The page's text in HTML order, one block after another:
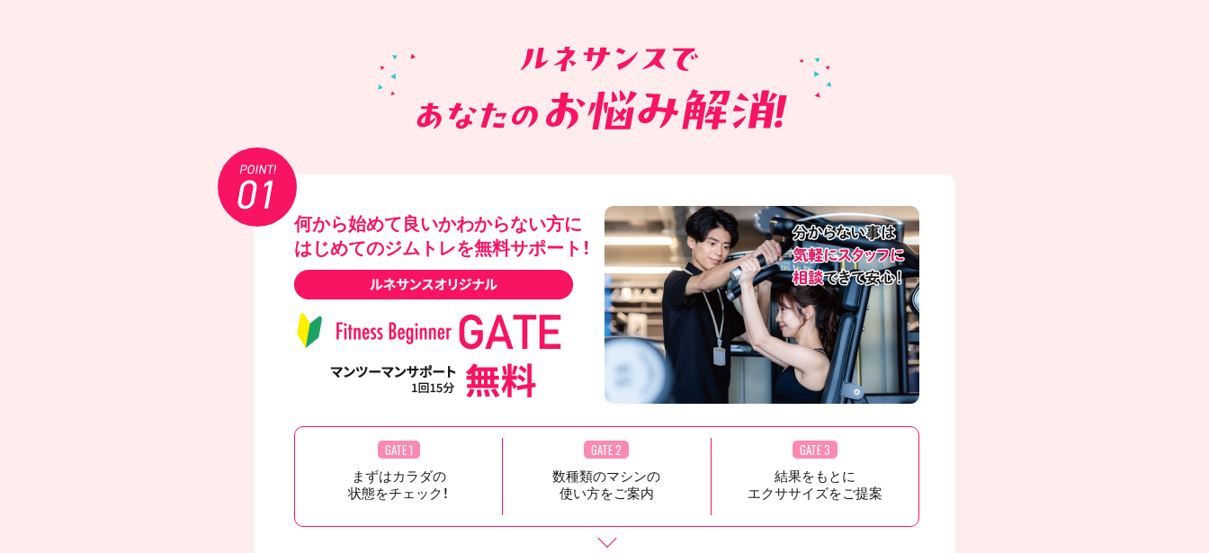
何から始めて良いかわからない方に
はじめてのジムトレを無料サポート！
GATE 1
まずはカラダの
状態をチェック！
GATE 2
数種類のマシンの
使い方をご案内
GATE 3
結果をもとに
エクササイズをご提案